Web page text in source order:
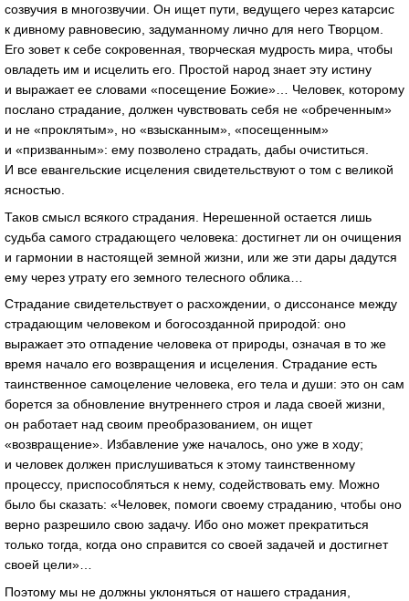
созвучия в многозвучии. Он ищет пути, ведущего через катарсис
к дивному равновесию, задуманному лично для него Творцом.
Его зовет к себе сокровенная, творческая мудрость мира, чтобы
овладеть им и исцелить его. Простой народ знает эту истину
и выражает ее словами «посещение Божие»… Человек, которому
послано страдание, должен чувствовать себя не «обреченным»
и не «проклятым», но «взысканным», «посещенным»
и «призванным»: ему позволено страдать, дабы очиститься.
И все евангельские исцеления свидетельствуют о том с великой
ясностью.
Таков смысл всякого страдания. Нерешенной остается лишь
судьба самого страдающего человека: достигнет ли он очищения
и гармонии в настоящей земной жизни, или же эти дары дадутся
ему через утрату его земного телесного облика…
Страдание свидетельствует о расхождении, о диссонансе между
страдающим человеком и богосозданной природой: оно
выражает это отпадение человека от природы, означая в то же
время начало его возвращения и исцеления. Страдание есть
таинственное самоцеление человека, его тела и души: это он сам
борется за обновление внутреннего строя и лада своей жизни,
он работает над своим преобразованием, он ищет
«возвращение». Избавление уже началось, оно уже в ходу;
и человек должен прислушиваться к этому таинственному
процессу, приспособляться к нему, содействовать ему. Можно
было бы сказать: «Человек, помоги своему страданию, чтобы оно
верно разрешило свою задачу. Ибо оно может прекратиться
только тогда, когда оно справится со своей задачей и достигнет
своей цели»…
Поэтому мы не должны уклоняться от нашего страдания,